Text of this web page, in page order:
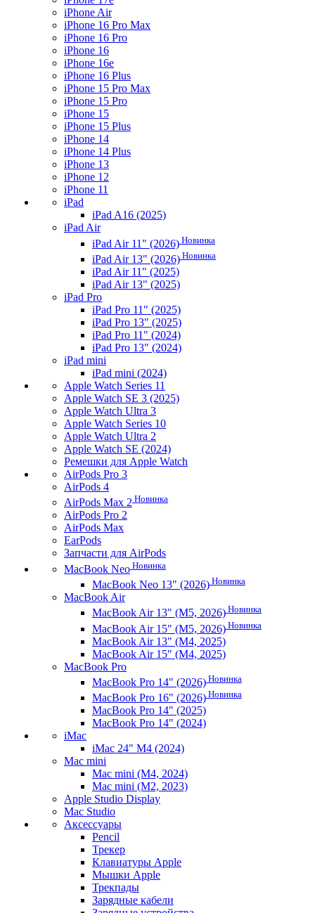
iPhone Air
iPhone 16 Pro Max
iPhone 16 Pro
iPhone 16
iPhone 16e
iPhone 16 Plus
iPhone 15 Pro Max
iPhone 15 Pro
iPhone 15
iPhone 15 Plus
iPhone 14
iPhone 14 Plus
iPhone 13
iPhone 12
iPhone 11
iPad
iPad A16 (2025)
iPad Air
iPad Air 11" (2026) Новинка
iPad Air 13" (2026) Новинка
iPad Air 11" (2025)
iPad Air 13" (2025)
iPad Pro
iPad Pro 11" (2025)
iPad Pro 13" (2025)
iPad Pro 11" (2024)
iPad Pro 13" (2024)
iPad mini
iPad mini (2024)
Apple Watch Series 11
Apple Watch SE 3 (2025)
Apple Watch Ultra 3
Apple Watch Series 10
Apple Watch Ultra 2
Apple Watch SE (2024)
Ремешки для Apple Watch
AirPods Pro 3
AirPods 4
AirPods Max 2 Новинка
AirPods Pro 2
AirPods Max
EarPods
Запчасти для AirPods
MacBook Neo Новинка
MacBook Neo 13" (2026) Новинка
MacBook Air
MacBook Air 13" (M5, 2026) Новинка
MacBook Air 15" (M5, 2026) Новинка
MacBook Air 13" (M4, 2025)
MacBook Air 15" (M4, 2025)
MacBook Pro
MacBook Pro 14" (2026) Новинка
MacBook Pro 16" (2026) Новинка
MacBook Pro 14" (2025)
MacBook Pro 14" (2024)
iMac
iMac 24" M4 (2024)
Mac mini
Mac mini (M4, 2024)
Mac mini (M2, 2023)
Apple Studio Display
Mac Studio
Аксессуары
Pencil
Трекер
Клавиатуры Apple
Мышки Apple
Трекпады
Зарядные кабели